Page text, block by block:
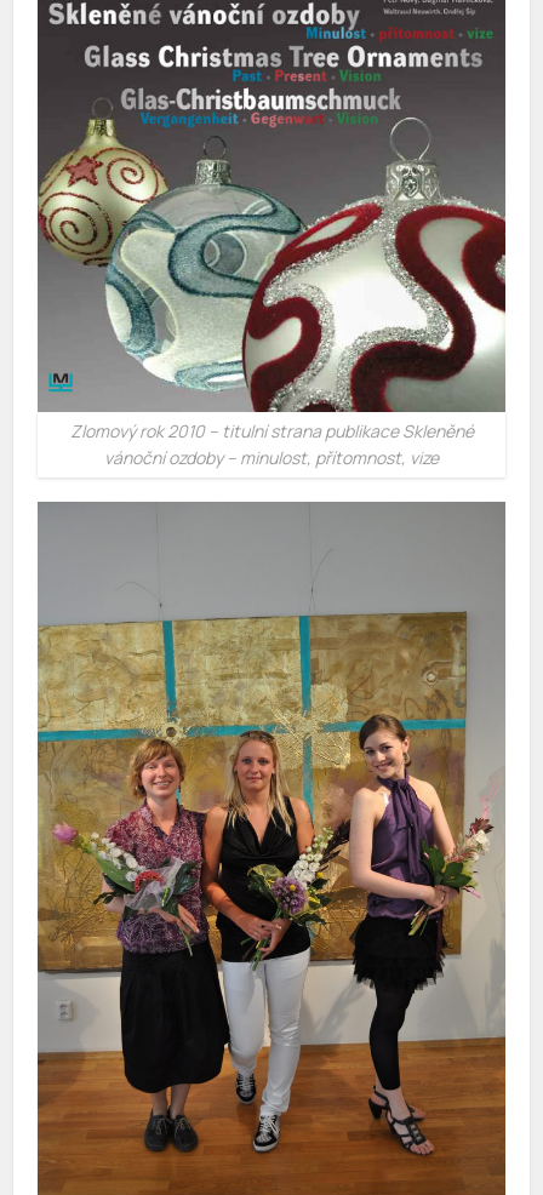
Zlomový rok 2010 – titulní strana publikace Skleněné
vánoční ozdoby – minulost, přítomnost, vize